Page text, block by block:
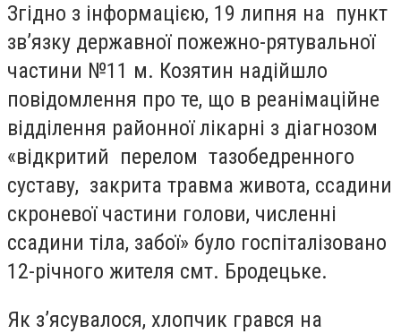
Згідно з інформацією, 19 липня на пункт
зв’язку державної пожежно-рятувальної
частини №11 м. Козятин надійшло
повідомлення про те, що в реанімаційне
відділення районної лікарні з діагнозом
«відкритий перелом тазобедренного
суставу, закрита травма живота, ссадини
скроневої частини голови, численні
ссадини тіла, забої» було госпіталізовано
12-річного жителя смт. Бродецьке.
Як з’ясувалося, хлопчик грався на